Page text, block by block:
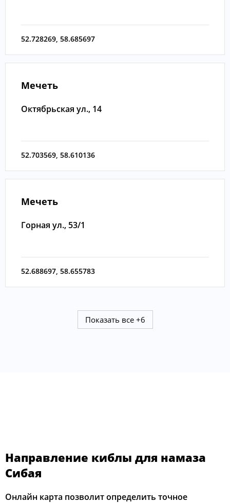
52.728269, 58.685697
Мечеть
Октябрьская ул., 14
52.703569, 58.610136
Мечеть
Горная ул., 53/1
52.688697, 58.655783
Показать все +6
Направление киблы для намаза
Сибая
Онлайн карта позволит определить точное